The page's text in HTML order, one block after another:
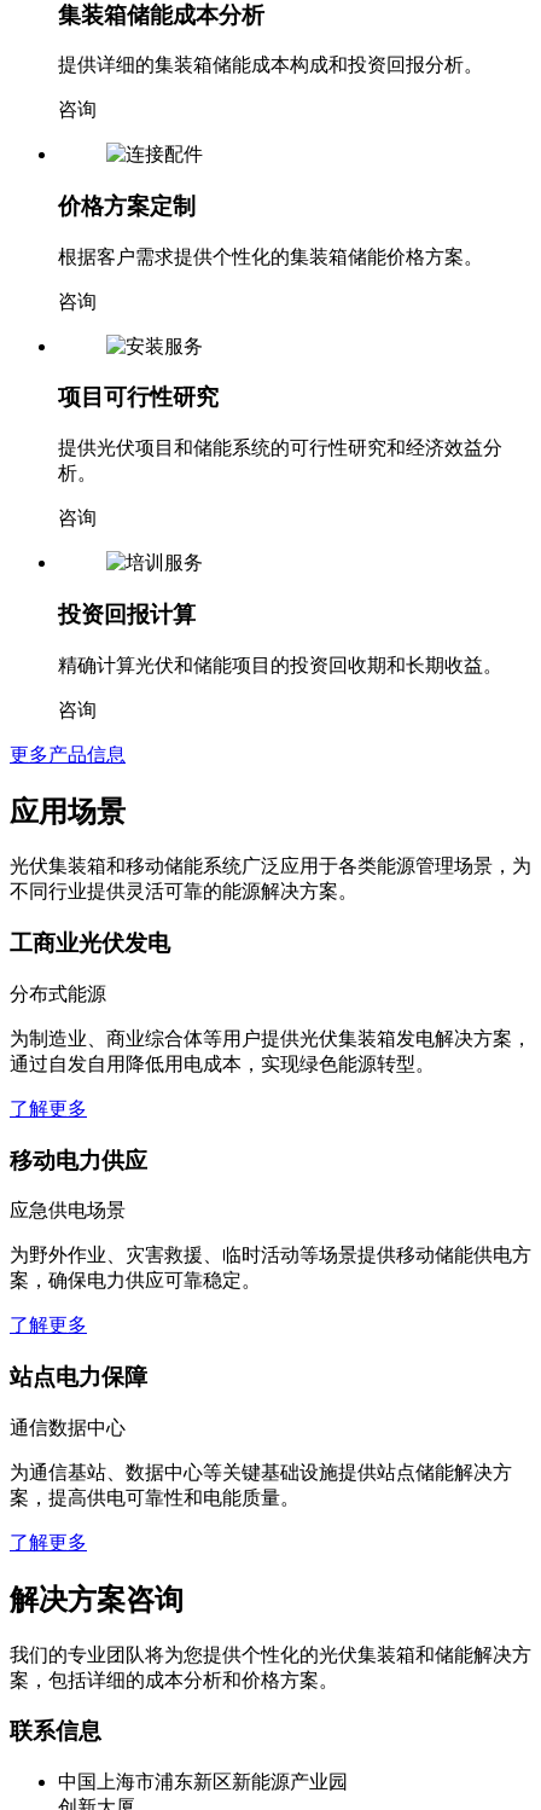
集装箱储能成本分析
提供详细的集装箱储能成本构成和投资回报分析。
咨询
价格方案定制
根据客户需求提供个性化的集装箱储能价格方案。
咨询
项目可行性研究
提供光伏项目和储能系统的可行性研究和经济效益分
析。
咨询
投资回报计算
精确计算光伏和储能项目的投资回收期和长期收益。
咨询
更多产品信息
应用场景
光伏集装箱和移动储能系统广泛应用于各类能源管理场景，为
不同行业提供灵活可靠的能源解决方案。
工商业光伏发电
分布式能源
为制造业、商业综合体等用户提供光伏集装箱发电解决方案，
通过自发自用降低用电成本，实现绿色能源转型。
了解更多
移动电力供应
应急供电场景
为野外作业、灾害救援、临时活动等场景提供移动储能供电方
案，确保电力供应可靠稳定。
了解更多
站点电力保障
通信数据中心
为通信基站、数据中心等关键基础设施提供站点储能解决方
案，提高供电可靠性和电能质量。
了解更多
解决方案咨询
我们的专业团队将为您提供个性化的光伏集装箱和储能解决方
案，包括详细的成本分析和价格方案。
联系信息
中国上海市浦东新区新能源产业园